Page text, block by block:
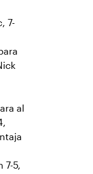
7-
al
7-5,